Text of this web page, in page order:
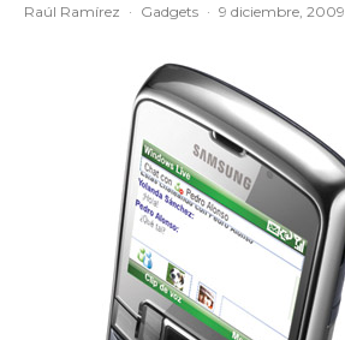
Raúl Ramírez · Gadgets · 9 diciembre, 2009